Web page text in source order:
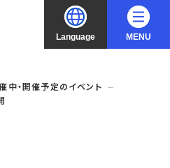
Language MENU
中・開催予定のイベント